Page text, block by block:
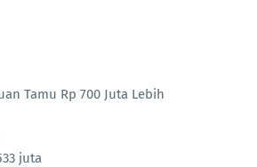
Tamu Rp 700 Juta Lebih
juta